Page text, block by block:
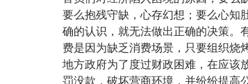
要么抱残守缺，心存幻想；要么心知
确的认识，就无法做出正确的决策。
费是因为缺乏消费场景，只要组织烧
地方政府为了度过财政困难，在应该
罚没款，破坏营商环境，并纷纷提高